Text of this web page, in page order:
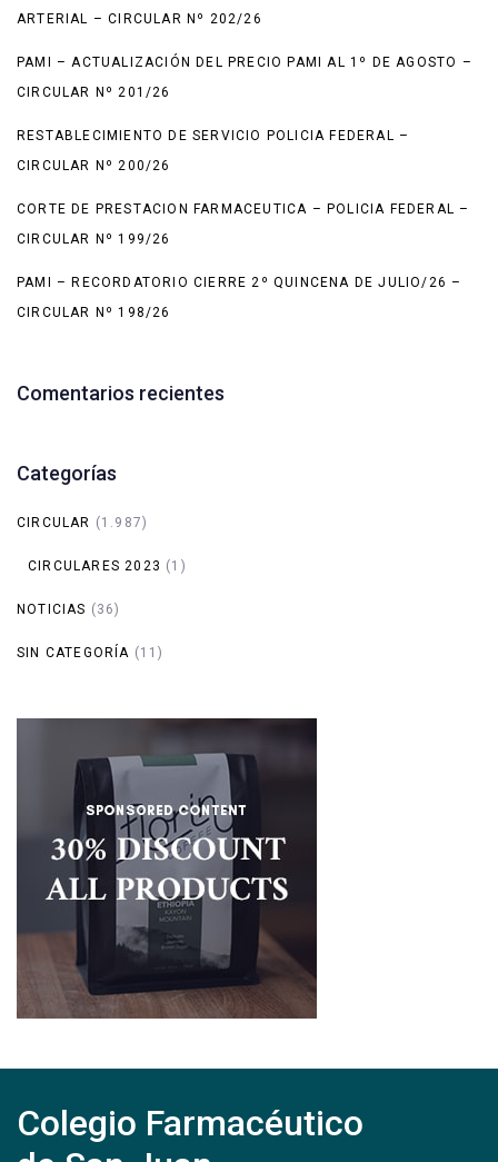
ARTERIAL – CIRCULAR Nº 202/26
PAMI – ACTUALIZACIÓN DEL PRECIO PAMI AL 1º DE AGOSTO –
CIRCULAR Nº 201/26
RESTABLECIMIENTO DE SERVICIO POLICIA FEDERAL –
CIRCULAR Nº 200/26
CORTE DE PRESTACION FARMACEUTICA – POLICIA FEDERAL –
CIRCULAR Nº 199/26
PAMI – RECORDATORIO CIERRE 2º QUINCENA DE JULIO/26 –
CIRCULAR Nº 198/26
Comentarios recientes
Categorías
CIRCULAR (1.987)
CIRCULARES 2023 (1)
NOTICIAS (36)
SIN CATEGORÍA (11)
Colegio Farmacéutico